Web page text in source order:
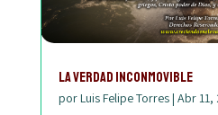
La Verdad Inconmovible
porLuis Felipe Torres| Abr 11,